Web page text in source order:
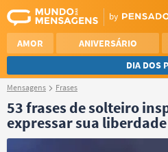
AMOR ANIVERSÁRIO
DIA DOS
REFLEXÃO
SAUDADE
Mensagens Frases
53 frases de solteiro
expressar sua liberdade